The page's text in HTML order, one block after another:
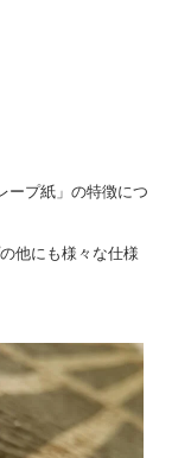
ープ紙」の特徴につ
他にも様々な仕様